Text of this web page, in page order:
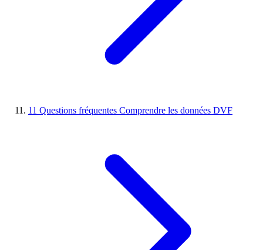
11 Questions fréquentes Comprendre les données DVF